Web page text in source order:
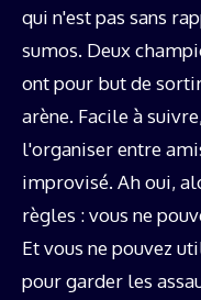
qui n'est pas sans
sumos. Deux
ont pour but de
arène. Facile à
l'organiser entre
improvisé. Ah oui,
règles : vous ne
Et vous ne pouvez
pour garder les